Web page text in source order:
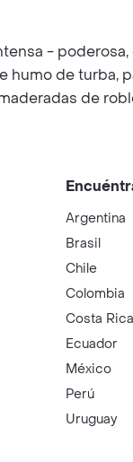
-
humo de turba,
de
Argentina
Brasil
Chile
Colombia
Costa Rica
Ecuador
México
Perú
Uruguay